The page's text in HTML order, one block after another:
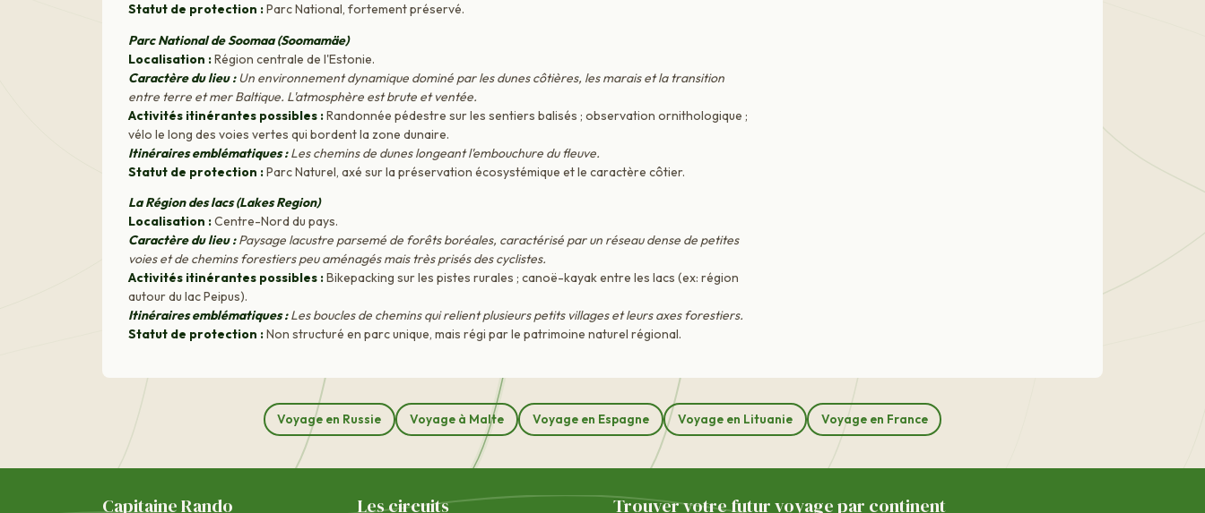
Statut de protection :Parc National, fortement préservé.
Parc National de Soomaa (Soomamäe)
Localisation :Région centrale de l'Estonie.
Caractère du lieu :Un environnement dynamique dominé par les dunes côtières, les marais et la transition
entre terre et mer Baltique. L'atmosphère est brute et ventée.
Activités itinérantes possibles :Randonnée pédestre sur les sentiers balisés ; observation ornithologique ;
vélo le long des voies vertes qui bordent la zone dunaire.
Itinéraires emblématiques :Les chemins de dunes longeant l'embouchure du fleuve.
Statut de protection :Parc Naturel, axé sur la préservation écosystémique et le caractère côtier.
La Région des lacs (Lakes Region)
Localisation :Centre-Nord du pays.
Caractère du lieu :Paysage lacustre parsemé de forêts boréales, caractérisé par un réseau dense de petites
voies et de chemins forestiers peu aménagés mais très prisés des cyclistes.
Activités itinérantes possibles :Bikepacking sur les pistes rurales ; canoë-kayak entre les lacs (ex: région
autour du lac Peipus).
Itinéraires emblématiques :Les boucles de chemins qui relient plusieurs petits villages et leurs axes forestiers.
Statut de protection :Non structuré en parc unique, mais régi par le patrimoine naturel régional.
Voyage en Russie Voyage à Malte Voyage en Espagne Voyage en Lituanie Voyage en France
Capitaine Rando Les circuits Trouver votre futur voyage par continent